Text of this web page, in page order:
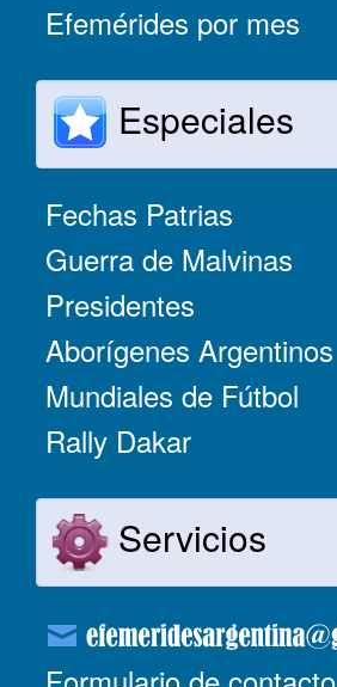
Efemérides por mes
Especiales
Fechas Patrias
Guerra de Malvinas
Presidentes
Aborígenes Argentinos
Mundiales de Fútbol
Rally Dakar
Servicios